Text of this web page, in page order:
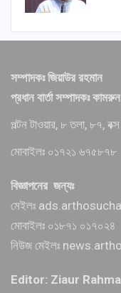
সম্পাদকঃ জিয়াউর রহমান
প্রধান বার্তা সম্পাদকঃ
পল্টন টাওয়ার, ৮ তলা, ৮৭,
মোবাইলঃ ০১৭২১ ৬৭৫৮৭৮
বিজ্ঞাপনের জন্যঃ
মেইলঃ
মোবাইলঃ ০১৮৭১ ০১৭০২৪
নিউজ মেইলঃ
Editor: Ziaur